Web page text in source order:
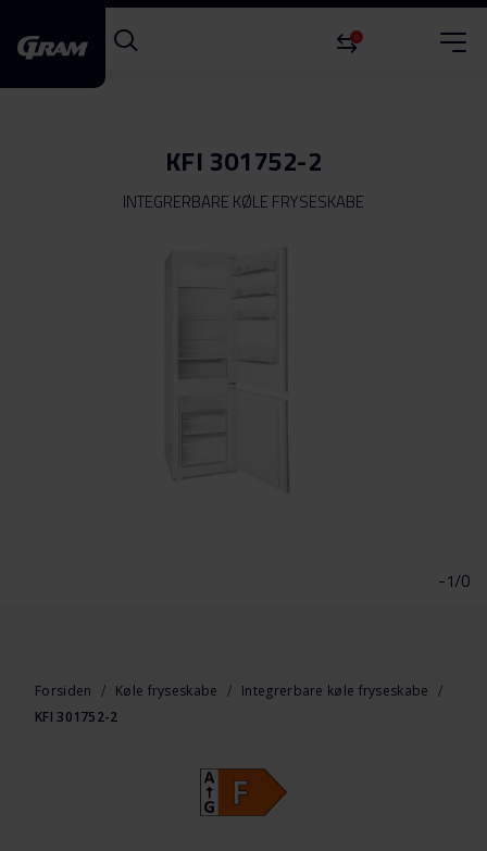
0
KFI 301752-2
INTEGRERBARE KØLE FRYSESKABE
-1/0
Forsiden Køle fryseskabe
Integrerbare køle fryseskabe
KFI 301752-2